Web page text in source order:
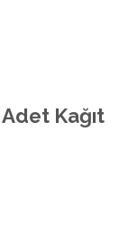
Adet Kağıt